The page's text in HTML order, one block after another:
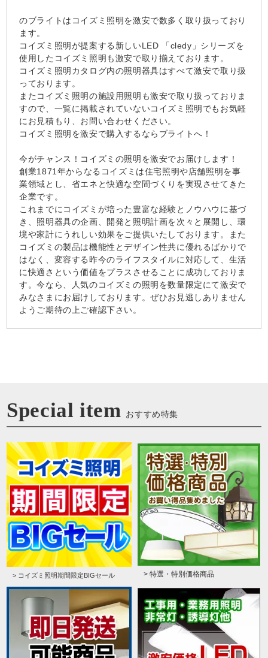
のブライトはコイズミ照明を激安で数多く取り扱っており
ます。
コイズミ照明が提案する新しいLED 「cledy」シリーズを
使用したコイズミ照明も激安で取り揃えております。
コイズミ照明カタログ内の照明器具はすべて激安で取り扱
っております。
またコイズミ照明の施設用照明も激安で取り扱っておりま
すので、一覧に掲載されていないコイズミ照明でもお気軽
にお見積もり、お問い合わせください。
コイズミ照明を激安で購入するならブライトへ！
今がチャンス！コイズミの照明を激安でお届けします！
創業1871年からなるコイズミは住宅照明や店舗照明を事
業領域とし、省エネと快適な空間づくりを実現させてきた
企業です。
これまでにコイズミが培った豊富な経験とノウハウに基づ
き、照明器具の企画、開発と照明計画を次々と展開し、環
境や家計にうれしい効果をご提供いたしております。また
コイズミの製品は機能性とデザイン性共に優れるばかりで
はなく、変容する昨今のライフスタイルに対応して、生活
に快適さという価値をプラスさせることに成功しておりま
す。今なら、人気のコイズミの照明を数量限定にて激安で
みなさまにお届けしております。ぜひお見逃しありません
ようご期待の上ご確認下さい。
Special item おすすめ特集
> コイズミ照明期間限定BIGセール > 特選・特別価格商品